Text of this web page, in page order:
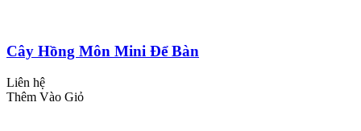
Cây Hồng Môn Mini Để Bàn
Liên hệ
Thêm Vào Giỏ